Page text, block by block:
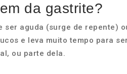
da gastrite?
ser aguda (surge de repente)
e leva muito tempo para
ou parte dela.